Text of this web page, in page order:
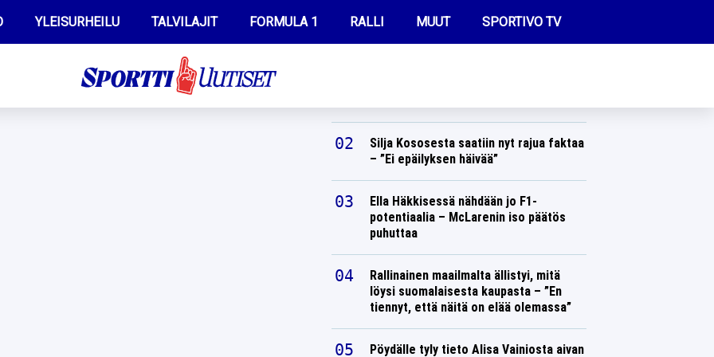
YLEISURHEILU TALVILAJIT FORMULA 1 RALLI MUUT
OLYMPIALAISET
SPORTIVO TV
Silja Kososesta saatiin nyt rajua faktaa
– ”Ei epäilyksen häivää”
Ella Häkkisessä nähdään jo F1-
potentiaalia – McLarenin iso päätös
puhuttaa
Rallinainen maailmalta ällistyi, mitä
löysi suomalaisesta kaupasta – ”En
tiennyt, että näitä on elää olemassa”
Pöydälle tyly tieto Alisa Vainiosta aivan